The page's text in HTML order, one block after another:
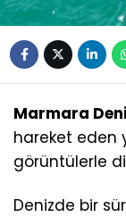
Marmara
hareket eden
görüntülerle
Denizde bir